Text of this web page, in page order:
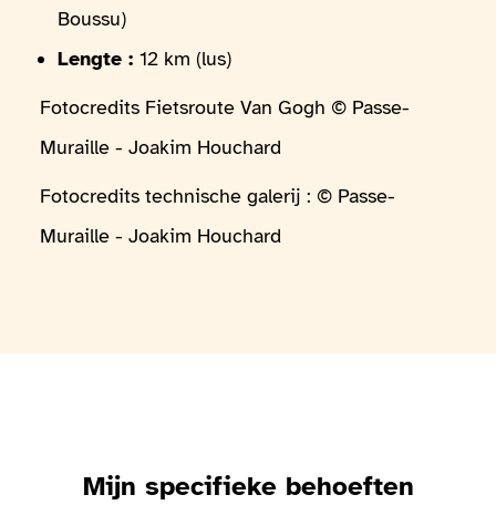
Boussu)
Lengte : 12 km (lus)
Fotocredits Fietsroute Van Gogh © Passe-
Muraille - Joakim Houchard
Fotocredits technische galerij : © Passe-
Muraille - Joakim Houchard
Mijn specifieke behoeften